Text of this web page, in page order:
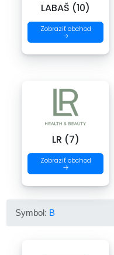
LABAŠ (10)
Zobraziť obchod
→
LR (7)
Zobraziť obchod
→
Symbol: B